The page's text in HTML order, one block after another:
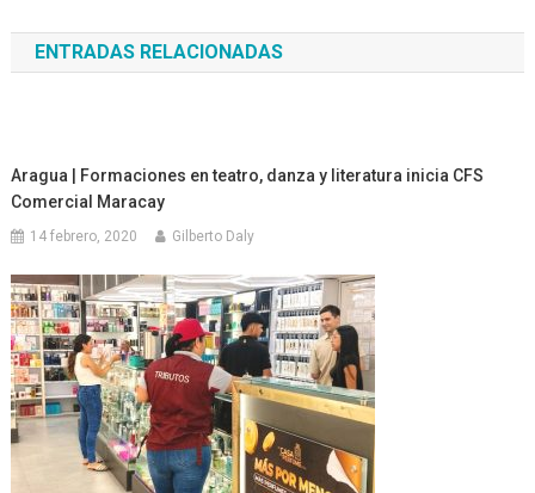
de
entradas
ENTRADAS RELACIONADAS
Aragua | Formaciones en teatro, danza y literatura inicia CFS
Comercial Maracay
14 febrero, 2020 Gilberto Daly